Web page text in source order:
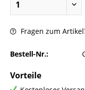
Fragen zum
Bestell-Nr.:
Vorteile